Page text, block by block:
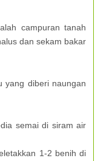
campuran tanah
dan sekam bakar
yang diberi naungan
semai di siram air
1-2 benih di